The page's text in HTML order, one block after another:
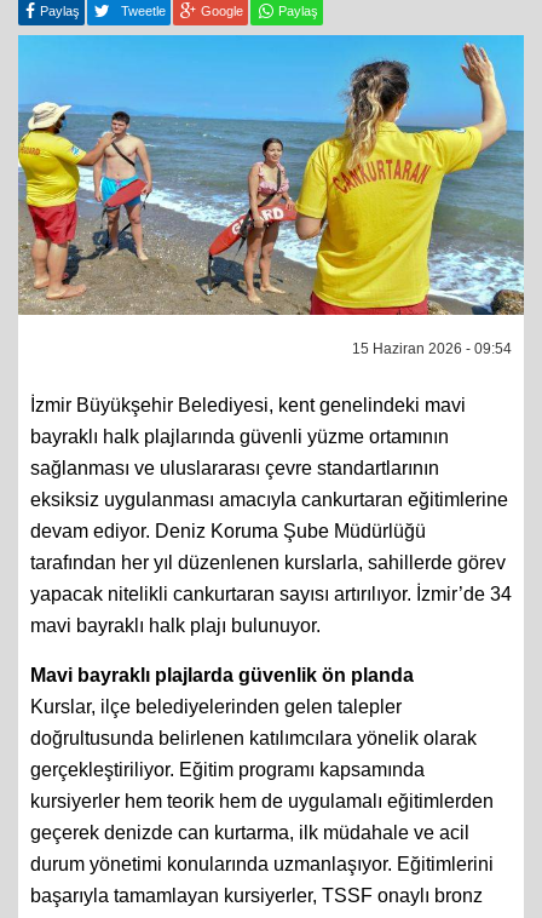
15 Haziran 2026 - 09:54
bayraklı halk plajlarında güvenli yüzme ortamının
sağlanması ve uluslararası çevre standartlarının
eksiksiz uygulanması amacıyla cankurtaran eğitimlerine
devam ediyor. Deniz Koruma Şube Müdürlüğü
tarafından her yıl düzenlenen kurslarla, sahillerde görev
yapacak nitelikli cankurtaran sayısı artırılıyor. İzmir’de 34
mavi bayraklı halk plajı bulunuyor.
Kurslar, ilçe belediyelerinden gelen talepler
doğrultusunda belirlenen katılımcılara yönelik olarak
gerçekleştiriliyor. Eğitim programı kapsamında
kursiyerler hem teorik hem de uygulamalı eğitimlerden
geçerek denizde can kurtarma, ilk müdahale ve acil
durum yönetimi konularında uzmanlaşıyor. Eğitimlerini
başarıyla tamamlayan kursiyerler, TSSF onaylı bronz
veya gümüş cankurtaran brövesi almaya hak